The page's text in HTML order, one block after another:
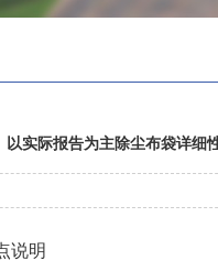
以实际报告为主除尘布袋详细
说明